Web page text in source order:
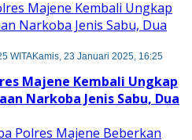
WITAKamis, 23 Januari 2025, 16:25
Majene Kembali Ungkap
Narkoba Jenis Sabu, Dua